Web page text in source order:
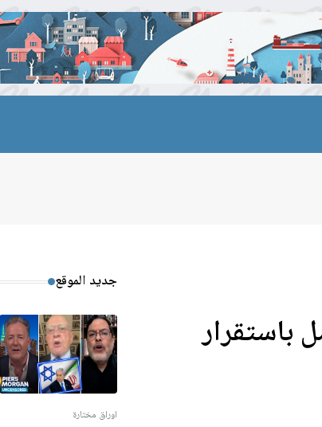
باستقرار
جديد الموقع
اوراق مختارة